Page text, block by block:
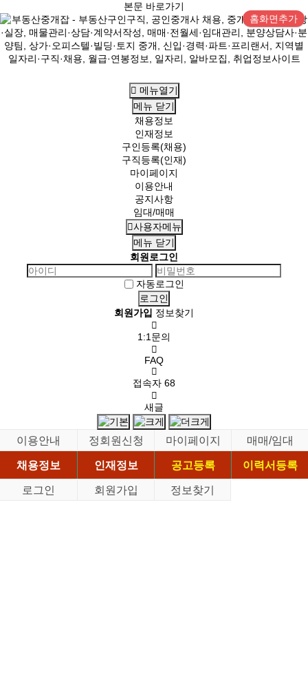
본문 바로가기
홈화면추가
메뉴열기
메뉴 닫기
채용정보
인재정보
구인등록(채용)
구직등록(인재)
마이페이지
이용안내
공지사항
임대/매매
사용자메뉴
메뉴 닫기
회원로그인
자동로그인
회원가입 정보찾기
1:1문의
FAQ
접속자 68
새글
이용안내 정회원신청 마이페이지
매매/임대
채용정보
인재정보 공고등록
이력서등록
로그인
회원가입 정보찾기